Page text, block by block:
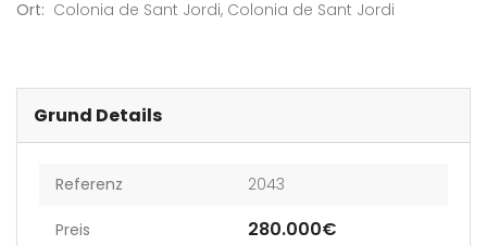
Ort: Colonia de Sant Jordi, Colonia de Sant Jordi
Grund Details
Referenz 2043
Preis 280.000€